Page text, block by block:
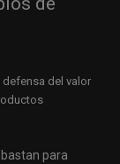
del valor
bastan para